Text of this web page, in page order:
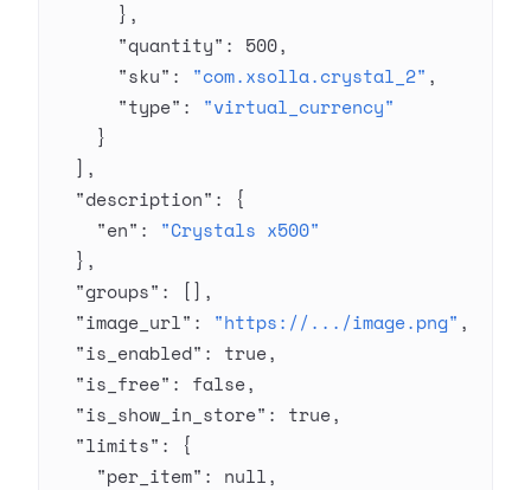
      },
      "quantity"
: 500,
      "sku"
: "com.xsolla.crystal_2" ,
      "type"
: "virtual_currency"
    }
  ],
  "description"
: {
    "en"
: "Crystals x500"
  },
  "groups"
: [],
  "image_url"
: "https://.../image.png" ,
  "is_enabled"
: true,
  "is_free"
: false,
  "is_show_in_store"
: true,
  "limits"
: {
    "per_item"
: null,